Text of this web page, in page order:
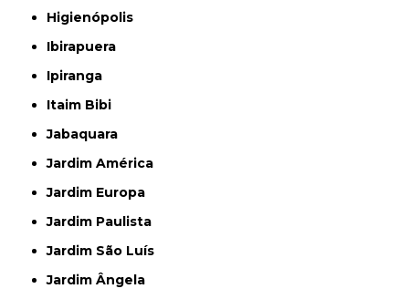
Higienópolis
Ibirapuera
Ipiranga
Itaim Bibi
Jabaquara
Jardim América
Jardim Europa
Jardim Paulista
Jardim São Luís
Jardim Ângela